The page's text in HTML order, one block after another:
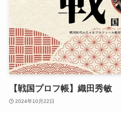
【戦国プロフ帳】織田秀敏
2024年10月22日